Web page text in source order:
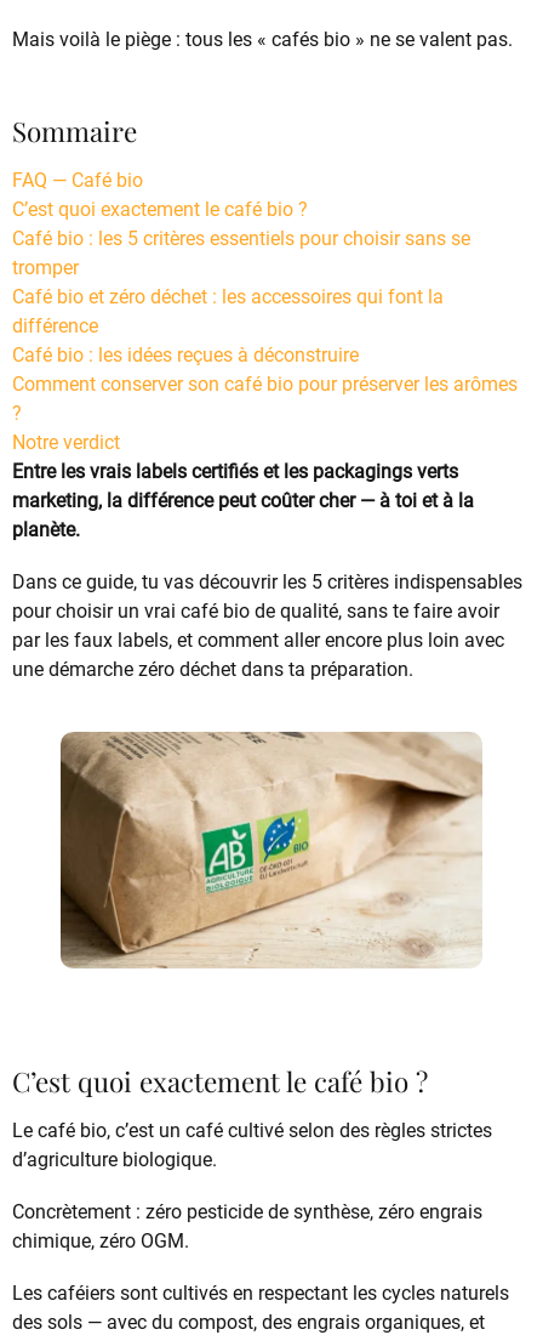
Mais voilà le piège : tous les « cafés bio » ne se valent pas.
Sommaire
FAQ — Café bio
C’est quoi exactement le café bio ?
Café bio : les 5 critères essentiels pour choisir sans se
tromper
Café bio et zéro déchet : les accessoires qui font la
différence
Café bio : les idées reçues à déconstruire
Comment conserver son café bio pour préserver les arômes
?
Notre verdict
Entre les vrais labels certifiés et les packagings verts
marketing, la différence peut coûter cher — à toi et à la
planète.
Dans ce guide, tu vas découvrir les 5 critères indispensables
pour choisir un vrai café bio de qualité, sans te faire avoir
par les faux labels, et comment aller encore plus loin avec
une démarche zéro déchet dans ta préparation.
C’est quoi exactement le café bio ?
Le café bio, c’est un café cultivé selon des règles strictes
d’agriculture biologique.
Concrètement : zéro pesticide de synthèse, zéro engrais
chimique, zéro OGM.
Les caféiers sont cultivés en respectant les cycles naturels
des sols — avec du compost, des engrais organiques, et